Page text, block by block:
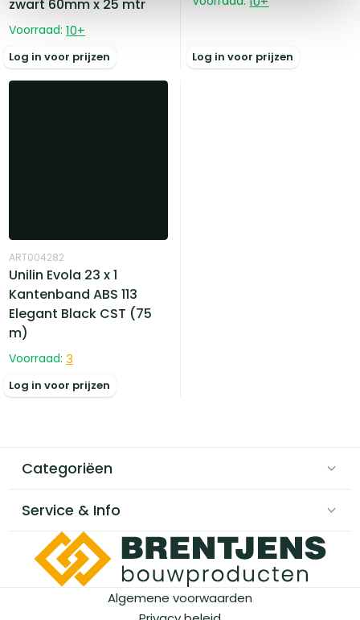
zwart 60mm x 25 mtr
Voorraad: 10+
Log in voor prijzen Log in voor prijzen
ART004282
Unilin Evola 23 x 1
Kantenband ABS 113
Elegant Black CST (75
m)
Voorraad: 3
Log in voor prijzen
Categoriëen
Service & Info
Algemene voorwaarden